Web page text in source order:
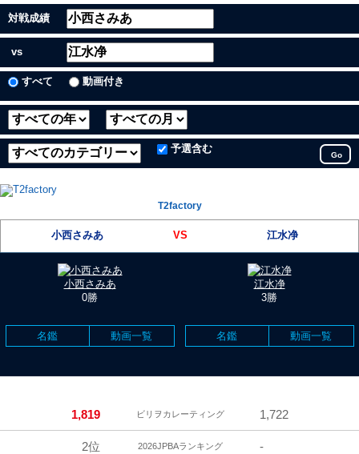
対戦成績
vs
すべて 動画付き
予選含む
Go
T2factory
小西さみあ VS 江水净
小西さみあ
0勝
江水净
3勝
名鑑 動画一覧 名鑑 動画一覧
1,819 ビリヲカレーティング 1,722
2位 2026JPBAランキング -